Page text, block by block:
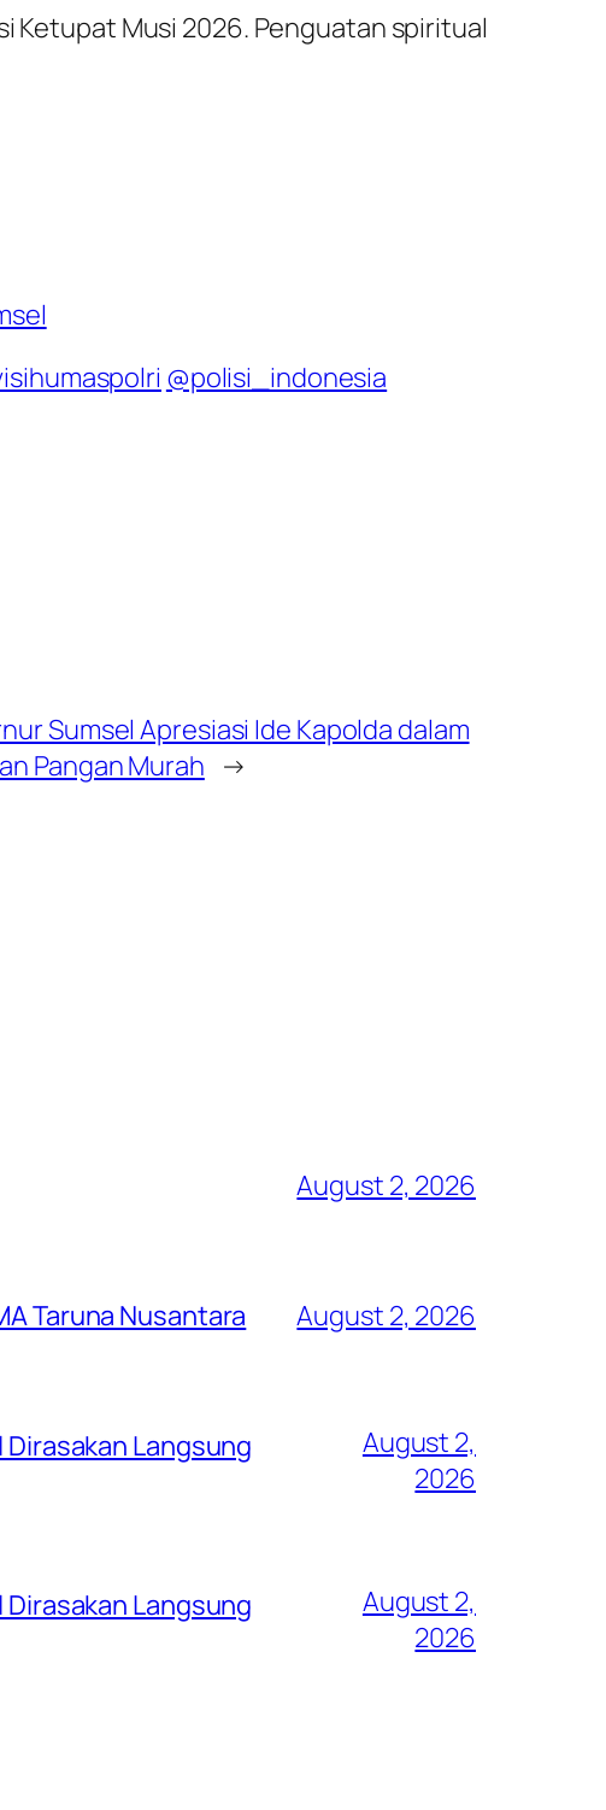
Ketupat Musi 2026. Penguatan spiritual
@polisi_indonesia
Sumsel Apresiasi Ide Kapolda dalam
Pangan Murah →
August 2, 2026
Taruna Nusantara August 2, 2026
Langsung
August 2,
2026
Langsung
August 2,
2026